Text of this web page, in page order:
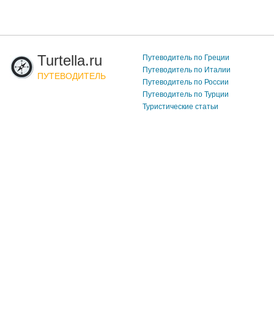
Turtella.ru
ПУТЕВОДИТЕЛЬ
Путеводитель по Греции
Путеводитель по Италии
Путеводитель по России
Путеводитель по Турции
Туристические статьи